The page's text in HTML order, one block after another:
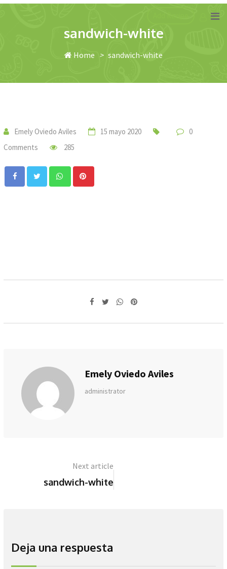
sandwich-white
Home > sandwich-white
Emely Oviedo Aviles 15 mayo 2020
0
Comments
285
Whatsapp
Whatsapp
Pinterest
Emely Oviedo Aviles
administrator
Next article
sandwich-white
Deja una respuesta